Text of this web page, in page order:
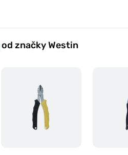
od značky Westin